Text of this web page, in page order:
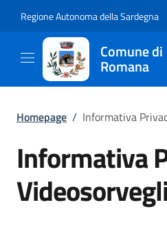
Regione Autonoma della Sardegna
Comune di
Romana
Homepage / Informativa
Informativa